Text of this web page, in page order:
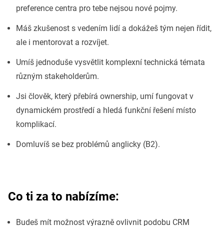
preference centra pro tebe nejsou nové pojmy.
Máš zkušenost s vedením lidí a dokážeš tým nejen řídit,
ale i mentorovat a rozvíjet.
Umíš jednoduše vysvětlit komplexní technická témata
různým stakeholderům.
Jsi člověk, který přebírá ownership, umí fungovat v
dynamickém prostředí a hledá funkční řešení místo
komplikací.
Domluvíš se bez problémů anglicky (B2).
Co ti za to nabízíme:
Budeš mít možnost výrazně ovlivnit podobu CRM